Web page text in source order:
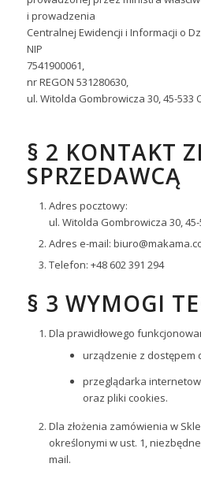
i prowadzenia
Centralnej Ewidencji i Informacji o
NIP
7541900061,
nr REGON 531280630,
ul. Witolda Gombrowicza 30, 45-533
§ 2 KONTAKT
SPRZEDAWCĄ
Adres pocztowy:
ul. Witolda Gombrowicza 30,
Adres e-mail:
Telefon: +48 602 391 294
§ 3 WYMOGI
Dla prawidłowego
urządzenie z dostępem
przeglądarka
oraz pliki cookies.
Dla złożenia zamówienia w
określonymi w ust. 1,
mail.